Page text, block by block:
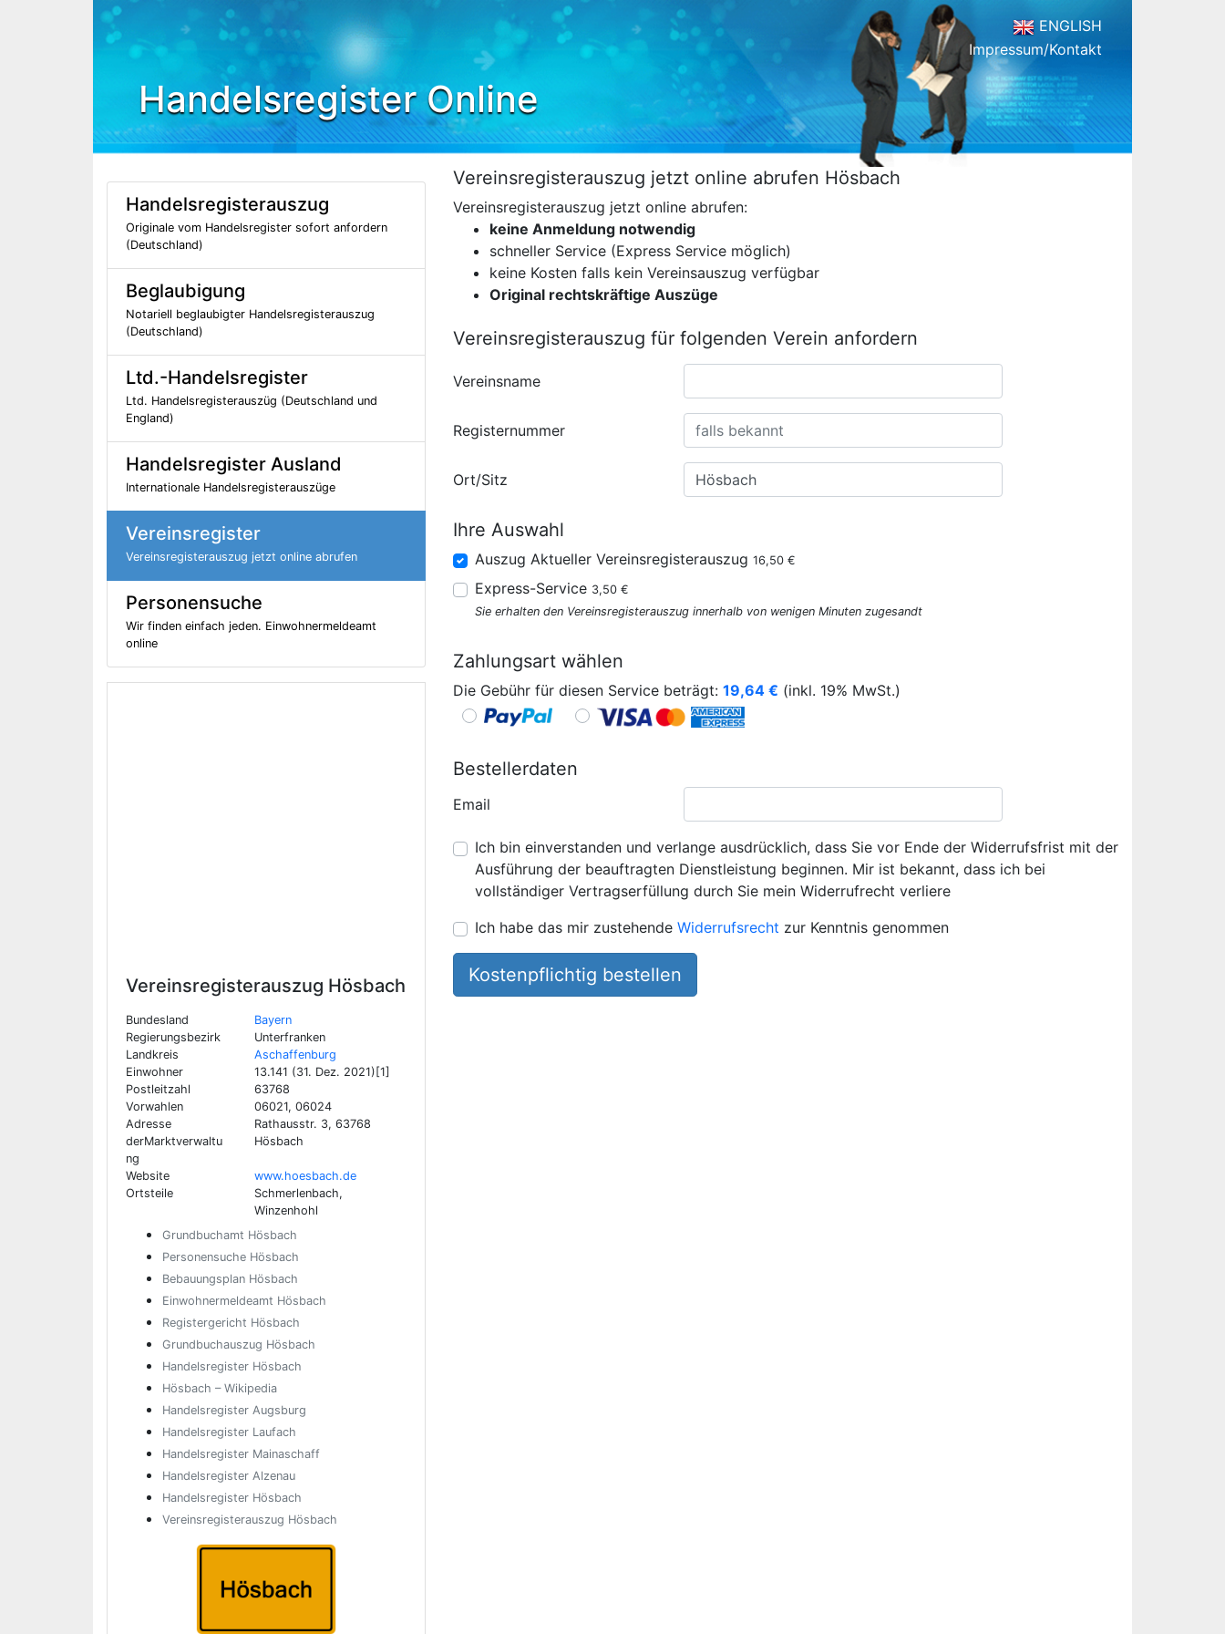
Handelsregister Online
ENGLISH
Impressum/Kontakt
Handelsregisterauszug
Originale vom Handelsregister sofort anfordern
(Deutschland)
Beglaubigung
Notariell beglaubigter Handelsregisterauszug
(Deutschland)
Ltd.-Handelsregister
Ltd. Handelsregisterauszüg (Deutschland und
England)
Handelsregister Ausland
Internationale Handelsregisterauszüge
Vereinsregister
Vereinsregisterauszug jetzt online abrufen
Personensuche
Wir finden einfach jeden. Einwohnermeldeamt
online
Vereinsregisterauszug Hösbach
Bundesland
Bayern
Regierungsbezirk
Unterfranken
Landkreis
Aschaffenburg
Einwohner
13.141 (31. Dez. 2021)[1]
Postleitzahl
63768
Vorwahlen
06021, 06024
Adresse
derMarktverwaltu
ng
Rathausstr. 3, 63768
Hösbach
Website
www.hoesbach.de
Ortsteile
Schmerlenbach,
Winzenhohl
Grundbuchamt Hösbach
Personensuche Hösbach
Bebauungsplan Hösbach
Einwohnermeldeamt Hösbach
Registergericht Hösbach
Grundbuchauszug Hösbach
Handelsregister Hösbach
Hösbach – Wikipedia
Handelsregister Augsburg
Handelsregister Laufach
Handelsregister Mainaschaff
Handelsregister Alzenau
Handelsregister Hösbach
Vereinsregisterauszug Hösbach
Vereinsregisterauszug jetzt online abrufen Hösbach
Vereinsregisterauszug jetzt online abrufen:
keine Anmeldung notwendig
schneller Service (Express Service möglich)
keine Kosten falls kein Vereinsauszug verfügbar
Original rechtskräftige Auszüge
Vereinsregisterauszug für folgenden Verein anfordern
Vereinsname
Registernummer
Ort/Sitz
Ihre Auswahl
Auszug Aktueller Vereinsregisterauszug 16,50 €
Express-Service 3,50 €
Sie erhalten den Vereinsregisterauszug innerhalb von wenigen Minuten zugesandt
Zahlungsart wählen
Die Gebühr für diesen Service beträgt: 19,64 € (inkl. 19% MwSt.)
Bestellerdaten
Email
Ich bin einverstanden und verlange ausdrücklich, dass Sie vor Ende der Widerrufsfrist mit der
Ausführung der beauftragten Dienstleistung beginnen. Mir ist bekannt, dass ich bei
vollständiger Vertragserfüllung durch Sie mein Widerrufrecht verliere
Ich habe das mir zustehende Widerrufsrecht zur Kenntnis genommen
Kostenpflichtig bestellen